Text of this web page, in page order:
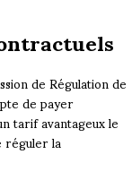
de Régulation de
de payer
tarif avantageux le
la